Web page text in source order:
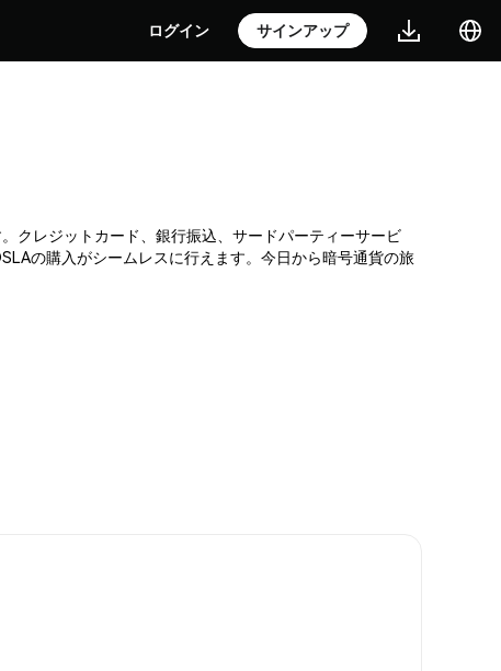
ログイン サインアップ
クレジットカード、銀行振込、サードパーティーサービ
の購入がシームレスに行えます。今日から暗号通貨の旅